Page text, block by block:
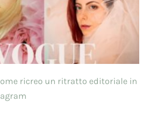
ricreo un ritratto editoriale in